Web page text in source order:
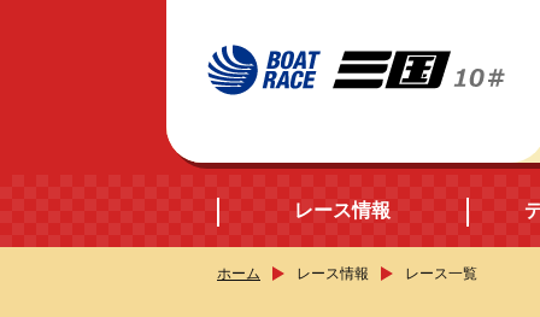
レース情報
ホーム レース情報 レース一覧